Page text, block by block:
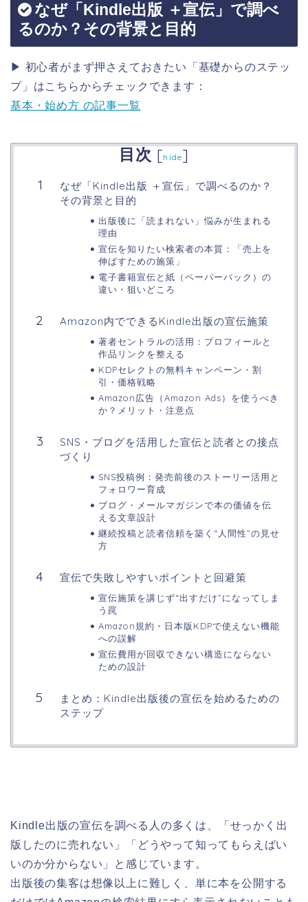
なぜ「Kindle出版 ＋宣伝」で調べ
るのか？その背景と目的
▶ 初心者がまず押さえておきたい「基礎からのステッ
プ」はこちらからチェックできます：
基本・始め方 の記事一覧
目次 [hide]
なぜ「Kindle出版 ＋宣伝」で調べるのか？
その背景と目的
出版後に「読まれない」悩みが生まれる
理由
宣伝を知りたい検索者の本質：「売上を
伸ばすための施策」
電子書籍宣伝と紙（ペーパーバック）の
違い・狙いどころ
Amazon内でできるKindle出版の宣伝施策
著者セントラルの活用：プロフィールと
作品リンクを整える
KDPセレクトの無料キャンペーン・割
引・価格戦略
Amazon広告（Amazon Ads）を使うべき
か？メリット・注意点
SNS・ブログを活用した宣伝と読者との接点
づくり
SNS投稿例：発売前後のストーリー活用と
フォロワー育成
ブログ・メールマガジンで本の価値を伝
える文章設計
継続投稿と読者信頼を築く“人間性”の見せ
方
宣伝で失敗しやすいポイントと回避策
宣伝施策を講じず“出すだけ”になってしま
う罠
Amazon規約・日本版KDPで使えない機能
への誤解
宣伝費用が回収できない構造にならない
ための設計
まとめ：Kindle出版後の宣伝を始めるための
ステップ
Kindle出版の宣伝を調べる人の多くは、「せっかく出
版したのに売れない」「どうやって知ってもらえばい
いのか分からない」と感じています。
出版後の集客は想像以上に難しく、単に本を公開する